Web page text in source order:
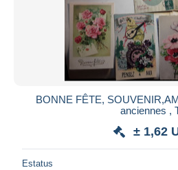
BONNE FÊTE,
anciennes ,
± 1,62
Estatus